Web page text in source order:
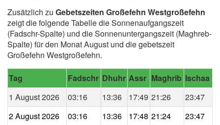
Zusätzlich zu Gebetszeiten Großefehn Westgroßefehn
zeigt die folgende Tabelle die Sonnenaufgangszeit
(Fadschr-Spalte) und die Sonnenuntergangszeit (Maghreb-
Spalte) für den Monat August und die gebetszeit
Großefehn Westgroßefehn.
Tag Fadschr Dhuhr Assr Maghrib Ischaa
1 August 2026
03:16 13:36 17:49 21:26
23:47
2 August 2026
03:16 13:36 17:48 21:24
23:47